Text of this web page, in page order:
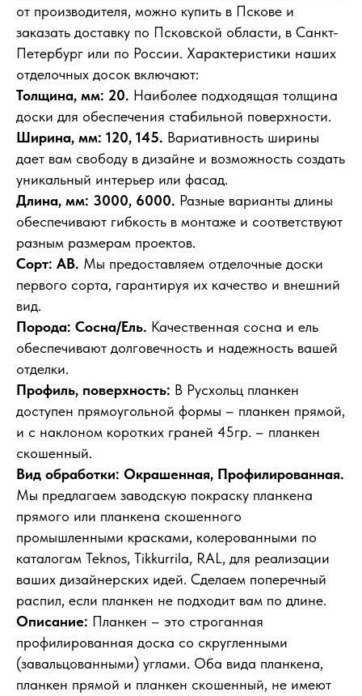
от производителя, можно купить в Пскове и
заказать доставку по Псковской области, в Санкт-
Петербург или по России. Характеристики наших
отделочных досок включают:
Толщина, мм: 20. Наиболее подходящая толщина
доски для обеспечения стабильной поверхности.
Ширина, мм: 120, 145. Вариативность ширины
дает вам свободу в дизайне и возможность создать
уникальный интерьер или фасад.
Длина, мм: 3000, 6000. Разные варианты длины
обеспечивают гибкость в монтаже и соответствуют
разным размерам проектов.
Сорт: АВ. Мы предоставляем отделочные доски
первого сорта, гарантируя их качество и внешний
вид.
Порода: Сосна/Ель. Качественная сосна и ель
обеспечивают долговечность и надежность вашей
отделки.
Профиль, поверхность: В Русхольц планкен
доступен прямоугольной формы – планкен прямой,
и с наклоном коротких граней 45гр. – планкен
скошенный.
Вид обработки: Окрашенная, Профилированная.
Мы предлагаем заводскую покраску планкена
прямого или планкена скошенного
промышленными красками, колерованными по
каталогам Teknos, Tikkurrila, RAL, для реализации
ваших дизайнерских идей. Сделаем поперечный
распил, если планкен не подходит вам по длине.
Описание: Планкен – это строганная
профилированная доска со скругленными
(завальцованными) углами. Оба вида планкена,
планкен прямой и планкен скошенный, не имеют